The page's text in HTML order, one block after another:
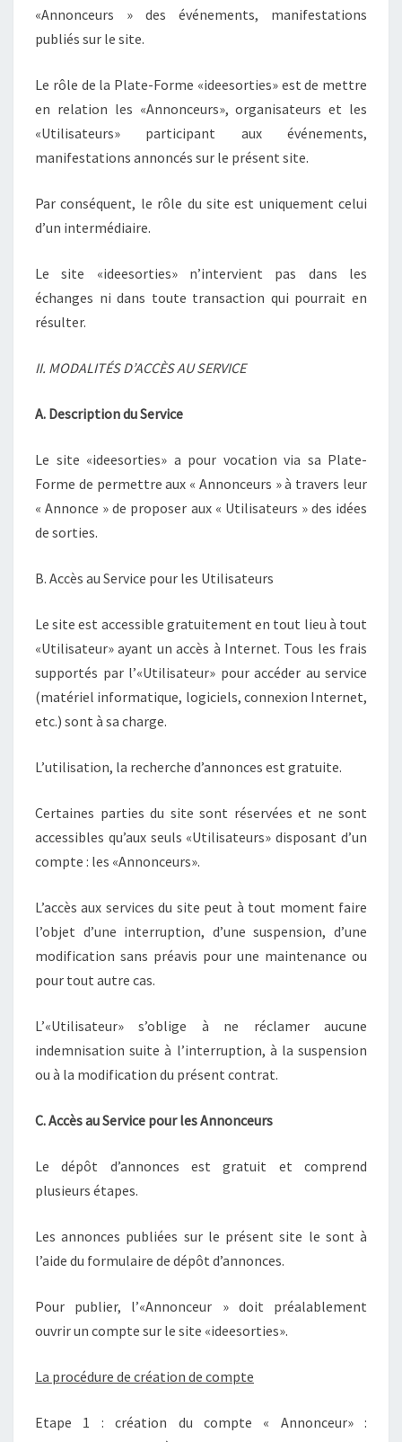
«Annonceurs » des événements, manifestations
publiés sur le site.
Le rôle de la Plate-Forme «ideesorties» est de mettre
en relation les «Annonceurs», organisateurs et les
«Utilisateurs» participant aux événements,
manifestations annoncés sur le présent site.
Par conséquent, le rôle du site est uniquement celui
d’un intermédiaire.
Le site «ideesorties» n’intervient pas dans les
échanges ni dans toute transaction qui pourrait en
résulter.
II. MODALITÉS D’ACCÈS AU SERVICE
A. Description du Service
Le site «ideesorties» a pour vocation via sa Plate-
Forme de permettre aux « Annonceurs » à travers leur
« Annonce » de proposer aux « Utilisateurs » des idées
de sorties.
B. Accès au Service pour les Utilisateurs
Le site est accessible gratuitement en tout lieu à tout
«Utilisateur» ayant un accès à Internet. Tous les frais
supportés par l’«Utilisateur» pour accéder au service
(matériel informatique, logiciels, connexion Internet,
etc.) sont à sa charge.
L’utilisation, la recherche d’annonces est gratuite.
Certaines parties du site sont réservées et ne sont
accessibles qu’aux seuls «Utilisateurs» disposant d’un
compte : les «Annonceurs».
L’accès aux services du site peut à tout moment faire
l’objet d’une interruption, d’une suspension, d’une
modification sans préavis pour une maintenance ou
pour tout autre cas.
L’«Utilisateur» s’oblige à ne réclamer aucune
indemnisation suite à l’interruption, à la suspension
ou à la modification du présent contrat.
C. Accès au Service pour les Annonceurs
Le dépôt d’annonces est gratuit et comprend
plusieurs étapes.
Les annonces publiées sur le présent site le sont à
l’aide du formulaire de dépôt d’annonces.
Pour publier, l’«Annonceur » doit préalablement
ouvrir un compte sur le site «ideesorties».
La procédure de création de compte
Etape 1 : création du compte « Annonceur» :